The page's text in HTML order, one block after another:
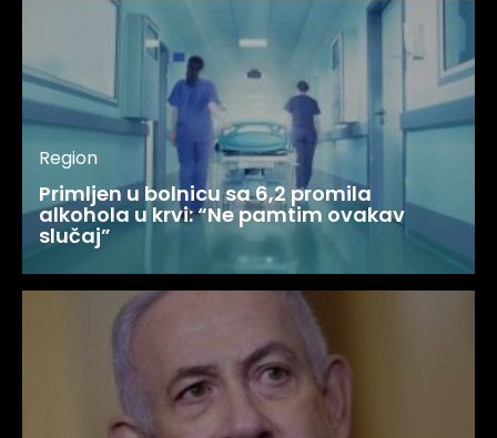
Region
Primljen u bolnicu sa 6,2 promila
alkohola u krvi: “Ne pamtim ovakav
slučaj”